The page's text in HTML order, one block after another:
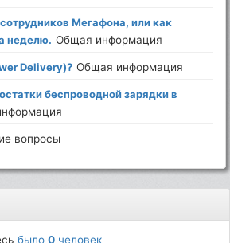
Мегафона, или как
неделю. Общая информация
Delivery)? Общая информация
беспроводной зарядки в
вопросы
было0 человек